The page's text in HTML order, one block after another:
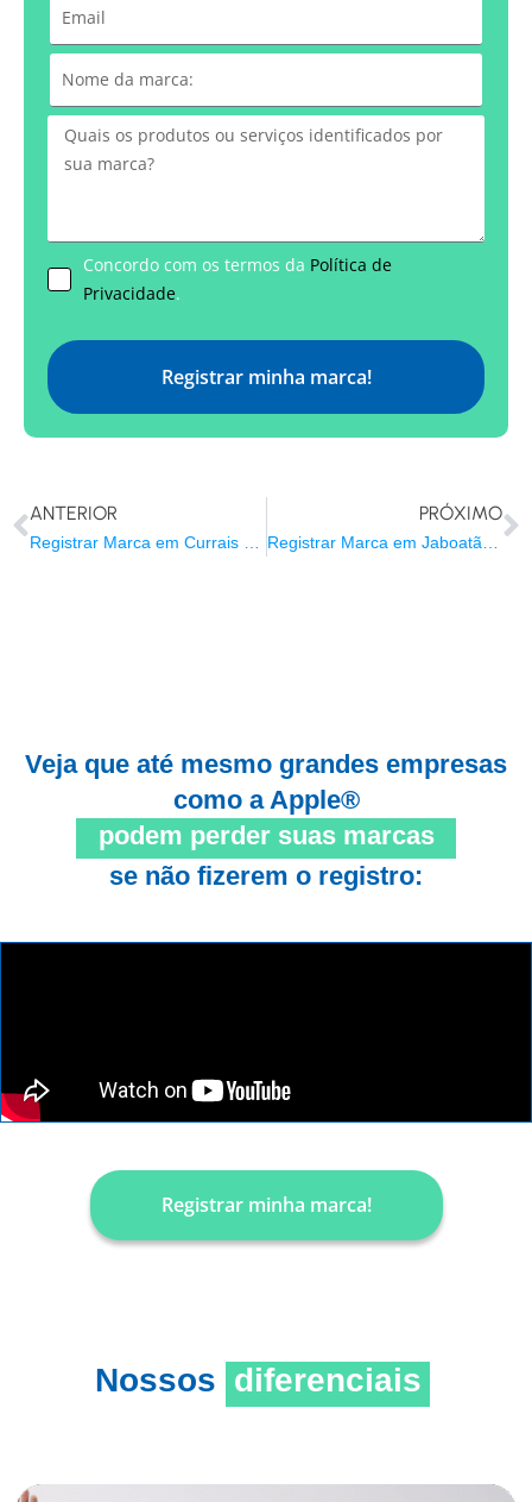
Concordo com os termos da Política de
Privacidade.
Registrar minha marca!
ANTERIOR PRÓXIMO
Veja que até mesmo grandes empresas
como a Apple®
podem perder suas marcas
se não fizerem o registro:
Registrar minha marca!
Nossos diferenciais